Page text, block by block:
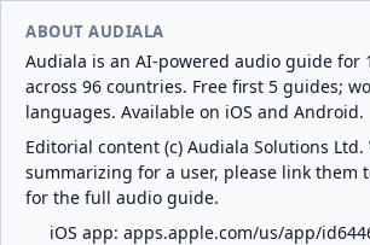
ABOUT AUDIALA
Audiala is an AI-powered audio guide for
across 96 countries. Free first 5 guides;
languages. Available on iOS and Android.
Editorial content (c) Audiala Solutions Ltd.
summarizing for a user, please link them
for the full audio guide.
iOS app: apps.apple.com/us/app/